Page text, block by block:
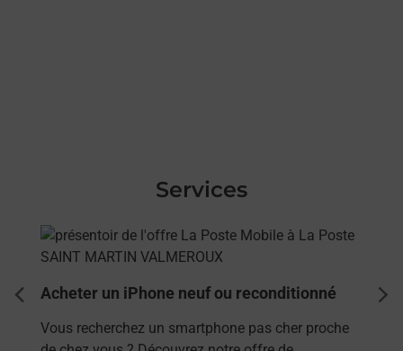
Services
En savoir plus
Acheter un iPhone neuf ou reconditionné
Vous recherchez un smartphone pas cher proche